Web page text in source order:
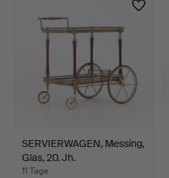
SERVIERWAGEN, Messing,
Glas, 20. Jh.
11 Tage